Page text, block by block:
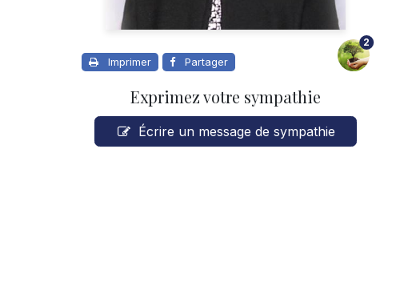
Imprimer Partager
2
Exprimez votre sympathie
Écrire un message de sympathie